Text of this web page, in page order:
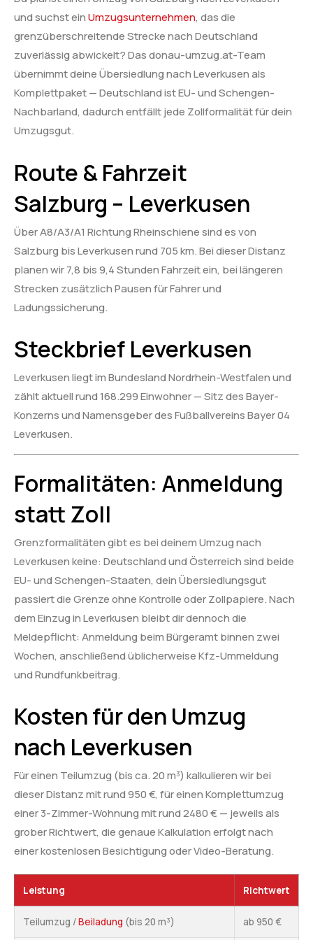
und suchst einUmzugsunternehmen, das die
grenzüberschreitende Strecke nach Deutschland
zuverlässig abwickelt? Das donau-umzug.at-Team
übernimmt deine Übersiedlung nach Leverkusen als
Komplettpaket — Deutschland ist EU- und Schengen-
Nachbarland, dadurch entfällt jede Zollformalität für dein
Umzugsgut.
Route & Fahrzeit
Salzburg – Leverkusen
Über A8/A3/A1 Richtung Rheinschiene sind es von
Salzburg bis Leverkusen rund 705 km. Bei dieser Distanz
planen wir 7,8 bis 9,4 Stunden Fahrzeit ein, bei längeren
Strecken zusätzlich Pausen für Fahrer und
Ladungssicherung.
Steckbrief Leverkusen
Leverkusen liegt im Bundesland Nordrhein-Westfalen und
zählt aktuell rund 168.299 Einwohner — Sitz des Bayer-
Konzerns und Namensgeber des Fußballvereins Bayer 04
Leverkusen.
Formalitäten: Anmeldung
statt Zoll
Grenzformalitäten gibt es bei deinem Umzug nach
Leverkusen keine: Deutschland und Österreich sind beide
EU- und Schengen-Staaten, dein Übersiedlungsgut
passiert die Grenze ohne Kontrolle oder Zollpapiere. Nach
dem Einzug in Leverkusen bleibt dir dennoch die
Meldepflicht: Anmeldung beim Bürgeramt binnen zwei
Wochen, anschließend üblicherweise Kfz-Ummeldung
und Rundfunkbeitrag.
Kosten für den Umzug
nach Leverkusen
Für einen Teilumzug (bis ca. 20 m³) kalkulieren wir bei
dieser Distanz mit rund 950 €, für einen Komplettumzug
einer 3-Zimmer-Wohnung mit rund 2480 € — jeweils als
grober Richtwert, die genaue Kalkulation erfolgt nach
einer kostenlosen Besichtigung oder Video-Beratung.
Leistung Richtwert
Teilumzug /Beiladung (bis 20 m³) ab 950 €